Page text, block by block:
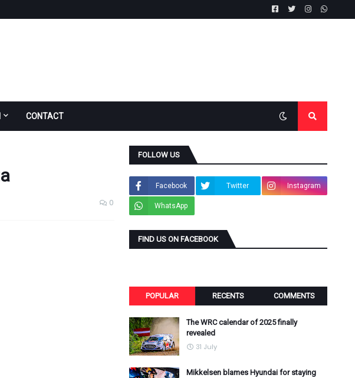
CONTACT
0
FOLLOW US
Facebook Twitter Instagram
WhatsApp
FIND US ON FACEBOOK
POPULAR RECENTS COMMENTS
The WRC calendar of 2025 finally
revealed
31 July
Mikkelsen blames Hyundai for staying